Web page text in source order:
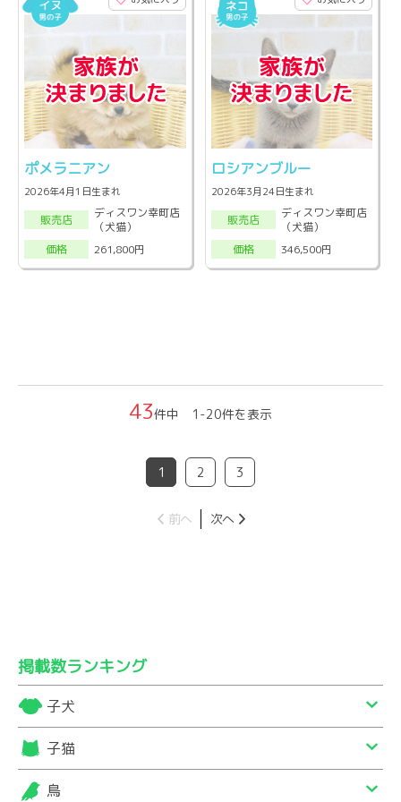
ポメラニアン
2026年4月1日生まれ
販売店
ディスワン幸町店
（犬猫）
価格
261,800円
ロシアンブルー
2026年3月24日生まれ
販売店
ディスワン幸町店
（犬猫）
価格
346,500円
43件中 1-20件を表示
1 2 3
前へ 次へ
掲載数ランキング
子犬
子猫
鳥